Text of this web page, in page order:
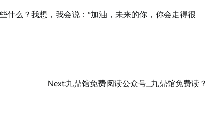
么？我想，我会说：“加油，未来的你，你会走得很
Next:九鼎馆免费阅读公众号_九鼎馆免费读？